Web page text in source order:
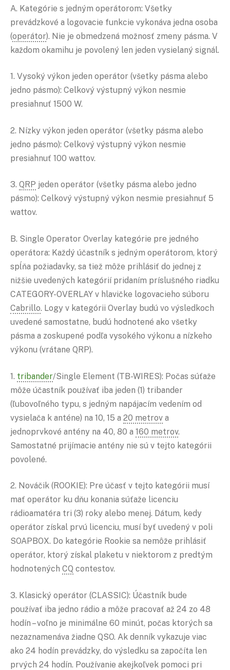
A. Kategórie s jedným operátorom: Všetky
prevádzkové a logovacie funkcie vykonáva jedna osoba
(operátor). Nie je obmedzená možnosť zmeny pásma. V
každom okamihu je povolený len jeden vysielaný signál.
1. Vysoký výkon jeden operátor (všetky pásma alebo
jedno pásmo): Celkový výstupný výkon nesmie
presiahnuť 1500 W.
2. Nízky výkon jeden operátor (všetky pásma alebo
jedno pásmo): Celkový výstupný výkon nesmie
presiahnuť 100 wattov.
3. QRP jeden operátor (všetky pásma alebo jedno
pásmo): Celkový výstupný výkon nesmie presiahnuť 5
wattov.
B. Single Operator Overlay kategórie pre jedného
operátora: Každý účastník s jedným operátorom, ktorý
spĺňa požiadavky, sa tiež môže prihlásiť do jednej z
nižšie uvedených kategórií pridaním príslušného riadku
CATEGORY-OVERLAY v hlavičke logovacieho súboru
Cabrillo. Logy v kategórii Overlay budú vo výsledkoch
uvedené samostatne, budú hodnotené ako všetky
pásma a zoskupené podľa vysokého výkonu a nízkeho
výkonu (vrátane QRP).
1. tribander/Single Element (TB-WIRES): Počas súťaže
môže účastník používať iba jeden (1) tribander
(ľubovoľného typu, s jedným napájacím vedením od
vysielača k anténe) na 10, 15 a 20 metrov a
jednoprvkové antény na 40, 80 a 160 metrov.
Samostatné prijímacie antény nie sú v tejto kategórii
povolené.
2. Nováčik (ROOKIE): Pre účasť v tejto kategórii musí
mať operátor ku dňu konania súťaže licenciu
rádioamatéra tri (3) roky alebo menej. Dátum, kedy
operátor získal prvú licenciu, musí byť uvedený v poli
SOAPBOX. Do kategórie Rookie sa nemôže prihlásiť
operátor, ktorý získal plaketu v niektorom z predtým
hodnotených CQ contestov.
3. Klasický operátor (CLASSIC): Účastník bude
používať iba jedno rádio a môže pracovať až 24 zo 48
hodín – voľno je minimálne 60 minút, počas ktorých sa
nezaznamenáva žiadne QSO. Ak denník vykazuje viac
ako 24 hodín prevádzky, do výsledku sa započíta len
prvých 24 hodín. Používanie akejkoľvek pomoci pri